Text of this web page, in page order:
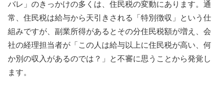
バレ」のきっかけの多くは、住民税の変動にあります。通
常、住民税は給与から天引きされる「特別徴収」という仕
組みですが、副業所得があるとその分住民税額が増え、会
社の経理担当者が「この人は給与以上に住民税が高い、何
か別の収入があるのでは？」と不審に思うことから発覚し
ます。